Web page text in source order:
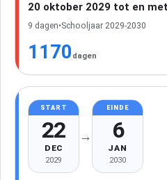
20 oktober 2029 tot en
9 dagen•Schooljaar 2029-2030
1170 dagen
START
22
DEC
2029
→
EINDE
6
JAN
2030